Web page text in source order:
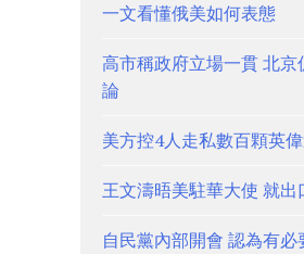
一文看懂俄美如何表態
高市稱政府立場一貫 北
論
美方控4人走私數百顆英
王文濤晤美駐華大使 就
自民黨內部開會 認為有